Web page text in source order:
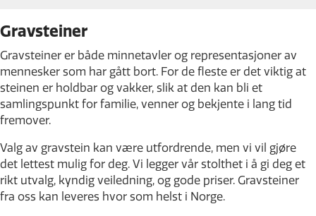
Gravsteiner
Gravsteiner er både minnetavler og representasjoner av
mennesker som har gått bort. For de fleste er det viktig at
steinen er holdbar og vakker, slik at den kan bli et
samlingspunkt for familie, venner og bekjente i lang tid
fremover.
Valg av gravstein kan være utfordrende, men vi vil gjøre
det lettest mulig for deg. Vi legger vår stolthet i å gi deg et
rikt utvalg, kyndig veiledning, og gode priser. Gravsteiner
fra oss kan leveres hvor som helst i Norge.